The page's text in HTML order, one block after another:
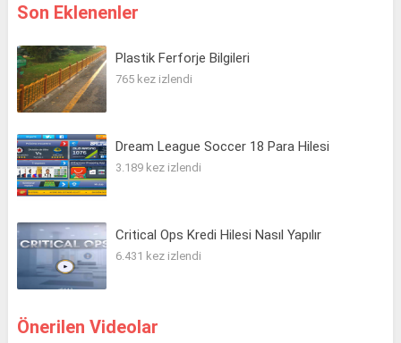
Son Eklenenler
Plastik Ferforje Bilgileri
765 kez izlendi
Dream League Soccer 18 Para Hilesi
3.189 kez izlendi
Critical Ops Kredi Hilesi Nasıl Yapılır
6.431 kez izlendi
Önerilen Videolar